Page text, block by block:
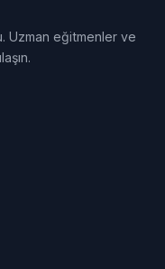
Uzman eğitmenler ve